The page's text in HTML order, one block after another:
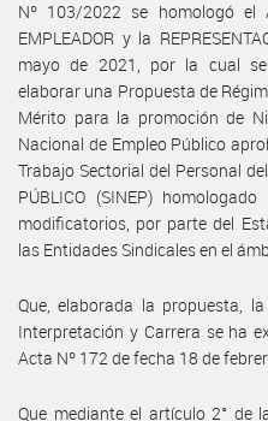
Nº 103/2022 se homologó el
EMPLEADOR y la
mayo de 2021, por la cual
elaborar una Propuesta de
Mérito para la promoción de
Nacional de Empleo Público
Trabajo Sectorial del Personal
PÚBLICO (SINEP)
modificatorios, por parte del
las Entidades Sindicales en el
Que, elaborada la propuesta,
Interpretación y Carrera se ha
Acta Nº 172 de fecha 18 de
Que mediante el artículo 2° de